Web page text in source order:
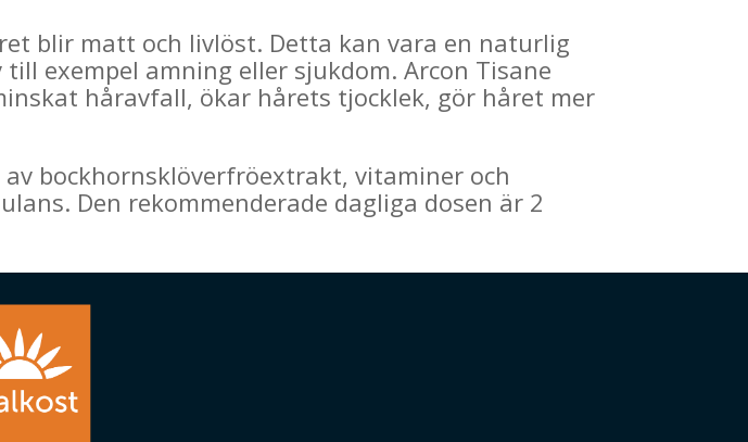
blir matt och livlöst. Detta kan vara en naturlig
exempel amning eller sjukdom. Arcon Tisane
håravfall, ökar hårets tjocklek, gör håret mer
bockhornsklöverfröextrakt, vitaminer och
Den rekommenderade dagliga dosen är 2